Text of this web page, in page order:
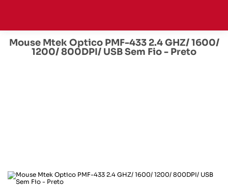
Mouse Mtek Optico PMF-433 2.4 GHZ/ 1600/
1200/ 800DPI/ USB Sem Fio - Preto